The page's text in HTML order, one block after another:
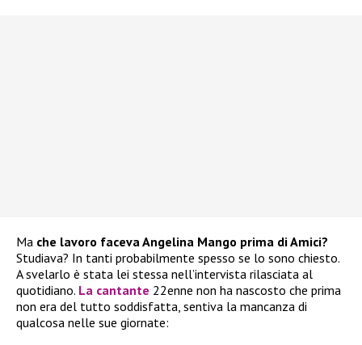
Ma che lavoro faceva Angelina Mango prima di Amici?
Studiava? In tanti probabilmente spesso se lo sono chiesto.
A svelarlo è stata lei stessa nell’intervista rilasciata al
quotidiano. La cantante 22enne non ha nascosto che prima
non era del tutto soddisfatta, sentiva la mancanza di
qualcosa nelle sue giornate: